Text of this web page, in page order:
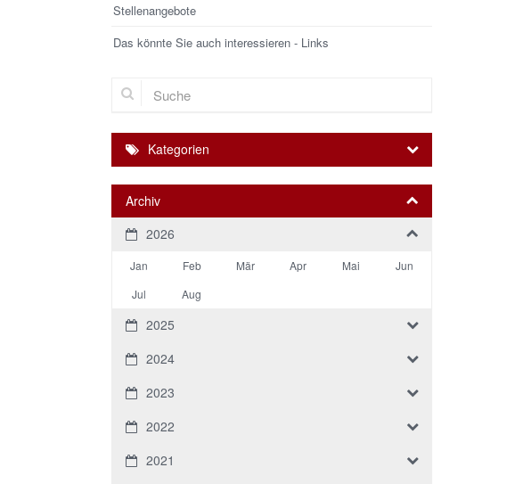
Stellenangebote
Das könnte Sie auch interessieren - Links
Suche
Kategorien
Archiv
2026
Jan Feb Mär Apr Mai
Jun
Jul
Aug
2025
2024
2023
2022
2021